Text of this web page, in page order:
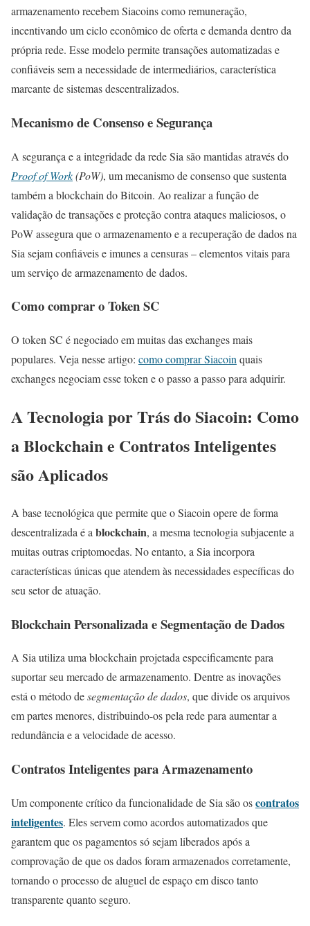
armazenamento recebem Siacoins como remuneração,
incentivando um ciclo econômico de oferta e demanda dentro da
própria rede. Esse modelo permite transações automatizadas e
confiáveis sem a necessidade de intermediários, característica
marcante de sistemas descentralizados.
Mecanismo de Consenso e Segurança
A segurança e a integridade da rede Sia são mantidas através do
Proof of Work(PoW), um mecanismo de consenso que sustenta
também a blockchain do Bitcoin. Ao realizar a função de
validação de transações e proteção contra ataques maliciosos, o
PoW assegura que o armazenamento e a recuperação de dados na
Sia sejam confiáveis e imunes a censuras – elementos vitais para
um serviço de armazenamento de dados.
Como comprar o Token SC
O token SC é negociado em muitas das exchanges mais
populares. Veja nesse artigo: como comprar Siacoin quais
exchanges negociam esse token e o passo a passo para adquirir.
A Tecnologia por Trás do Siacoin: Como
a Blockchain e Contratos Inteligentes
são Aplicados
A base tecnológica que permite que o Siacoin opere de forma
descentralizada é a blockchain, a mesma tecnologia subjacente a
muitas outras criptomoedas. No entanto, a Sia incorpora
características únicas que atendem às necessidades específicas do
seu setor de atuação.
Blockchain Personalizada e Segmentação de Dados
A Sia utiliza uma blockchain projetada especificamente para
suportar seu mercado de armazenamento. Dentre as inovações
está o método desegmentação de dados, que divide os arquivos
em partes menores, distribuindo-os pela rede para aumentar a
redundância e a velocidade de acesso.
Contratos Inteligentes para Armazenamento
Um componente crítico da funcionalidade de Sia são oscontratos
inteligentes. Eles servem como acordos automatizados que
garantem que os pagamentos só sejam liberados após a
comprovação de que os dados foram armazenados corretamente,
tornando o processo de aluguel de espaço em disco tanto
transparente quanto seguro.